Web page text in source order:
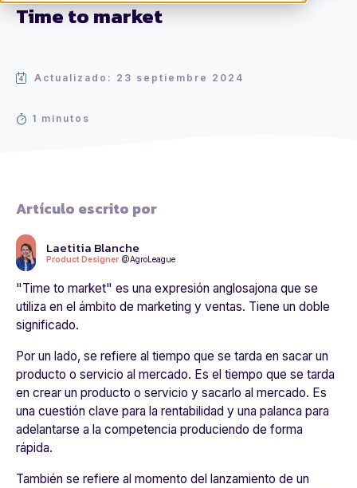
Time to market
Actualizado: 23 septiembre 2024
1 minutos
Artículo escrito por
Laetitia Blanche
Product Designer @AgroLeague
"Time to market" es una expresión anglosajona que se
utiliza en el ámbito de marketing y ventas. Tiene un doble
significado.
Por un lado, se refiere al tiempo que se tarda en sacar un
producto o servicio al mercado. Es el tiempo que se tarda
en crear un producto o servicio y sacarlo al mercado. Es
una cuestión clave para la rentabilidad y una palanca para
adelantarse a la competencia produciendo de forma
rápida.
También se refiere al momento del lanzamiento de un